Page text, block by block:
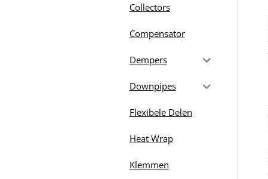
Collectors
Compensator
Dempers
Downpipes
Flexibele Delen
Heat Wrap
Klemmen